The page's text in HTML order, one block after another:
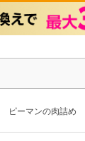
ピーマンの肉詰め